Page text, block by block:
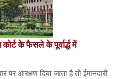
के फैसले के पूर्वार्द्ध में
आरक्षण दिया जाता है तो ईमानदारी